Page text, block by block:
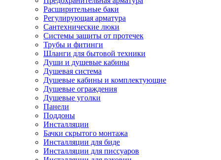
Расширительные баки
Регулирующая арматура
Сантехнические люки
Системы защиты от протечек
Трубы и фитинги
Шланги для бытовой техники
Души и душевые кабины
Душевая система
Душевые кабины и комплектующие
Душевые ограждения
Душевые уголки
Панели
Поддоны
Инсталляции
Бачки скрытого монтажа
Инсталляции для биде
Инсталляции для писсуаров